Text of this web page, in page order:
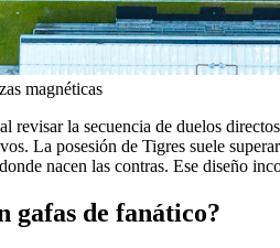
magnéticas
revisar la secuencia de duelos
La posesión de Tigres suele
nacen las contras. Ese diseño
gafas de fanático?